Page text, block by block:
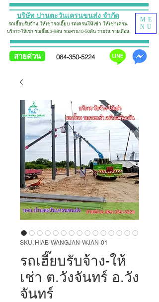
บริษัท ปานตะวันเครนขนส่ง จำกัด
รถเฮี๊ยบรับจ้างให้เช่ารถเฮี๊ยบ รถเครนให้เช่า ให้เช่าเครน
บริการ-ให้เช่า รถเฮี๊ยบ3-8ตัน รถเครน10-50ตัน รายวัน รายเดือน
ME
NU
สายด่วน 084-350-5224
SKU: HIAB-WANGJAN-WJAN-01
รถเฮี๊ยบรับจ้าง-ให้
เช่า ต.วังจันทร์ อ.วัง
จันทร์